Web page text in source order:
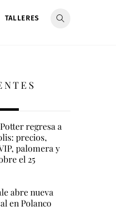
TALLERES
regresa a
precios,
palomera y
el 25
abre nueva
en Polanco